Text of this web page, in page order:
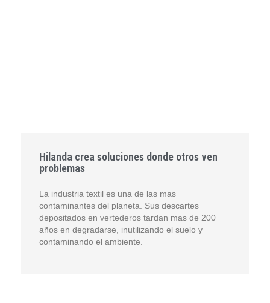
Hilanda crea soluciones donde otros ven
problemas
La industria textil es una de las mas
contaminantes del planeta. Sus descartes
depositados en vertederos tardan mas de 200
años en degradarse, inutilizando el suelo y
contaminando el ambiente.